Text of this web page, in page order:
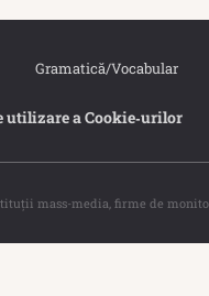
Gramatică/Vocabular
utilizare a Cookie‐urilor
mass-media, firme de